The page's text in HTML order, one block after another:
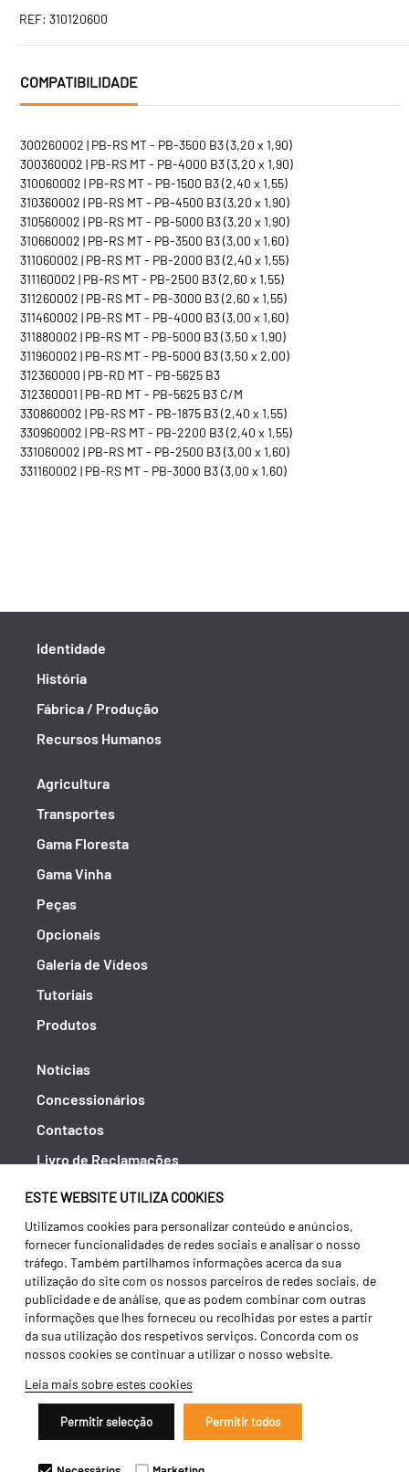
ESTE WEBSITE UTILIZA COOKIES
Utilizamos cookies para personalizar conteúdo e anúncios,
fornecer funcionalidades de redes sociais e analisar o nosso
tráfego. Também partilhamos informações acerca da sua
utilização do site com os nossos parceiros de redes sociais, de
publicidade e de análise, que as podem combinar com outras
informações que lhes forneceu ou recolhidas por estes a partir
da sua utilização dos respetivos serviços. Concorda com os
nossos cookies se continuar a utilizar o nosso website.
Leia mais sobre estes cookies
Permitir selecção Permitir todos
REF: 310120600
COMPATIBILIDADE
300260002 | PB-RS MT - PB-3500 B3 (3,20 x 1,90)
300360002 | PB-RS MT - PB-4000 B3 (3,20 x 1,90)
310060002 | PB-RS MT - PB-1500 B3 (2,40 x 1,55)
310360002 | PB-RS MT - PB-4500 B3 (3,20 x 1,90)
310560002 | PB-RS MT - PB-5000 B3 (3,20 x 1,90)
310660002 | PB-RS MT - PB-3500 B3 (3,00 x 1,60)
311060002 | PB-RS MT - PB-2000 B3 (2,40 x 1,55)
311160002 | PB-RS MT - PB-2500 B3 (2,60 x 1,55)
311260002 | PB-RS MT - PB-3000 B3 (2,60 x 1,55)
311460002 | PB-RS MT - PB-4000 B3 (3,00 x 1,60)
311880002 | PB-RS MT - PB-5000 B3 (3,50 x 1,90)
311960002 | PB-RS MT - PB-5000 B3 (3,50 x 2,00)
312360000 | PB-RD MT - PB-5625 B3
312360001 | PB-RD MT - PB-5625 B3 C/M
330860002 | PB-RS MT - PB-1875 B3 (2,40 x 1,55)
330960002 | PB-RS MT - PB-2200 B3 (2,40 x 1,55)
331060002 | PB-RS MT - PB-2500 B3 (3,00 x 1,60)
331160002 | PB-RS MT - PB-3000 B3 (3,00 x 1,60)
Identidade
História
Fábrica / Produção
Recursos Humanos
Agricultura
Transportes
Gama Floresta
Gama Vinha
Peças
Opcionais
Galeria de Vídeos
Tutoriais
Produtos
Notícias
Concessionários
Contactos
Livro de Reclamações
Política de Privacidade
Canal de Denúncias (RGPC)
Termos e condições